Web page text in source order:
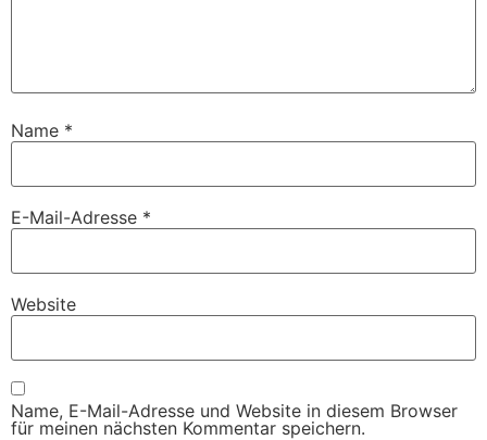
Name *
E-Mail-Adresse *
Website
Name, E-Mail-Adresse und Website in diesem Browser
für meinen nächsten Kommentar speichern.